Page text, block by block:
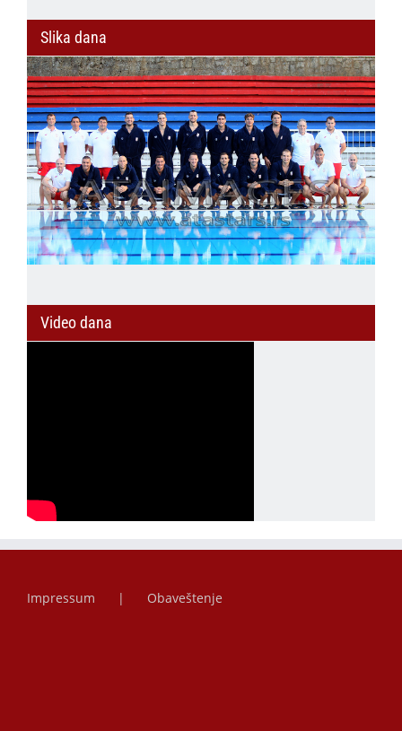
Slika dana
Video dana
Impressum Obaveštenje